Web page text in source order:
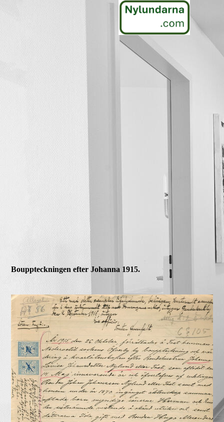
Bouppteckningen efter Johanna 1915.